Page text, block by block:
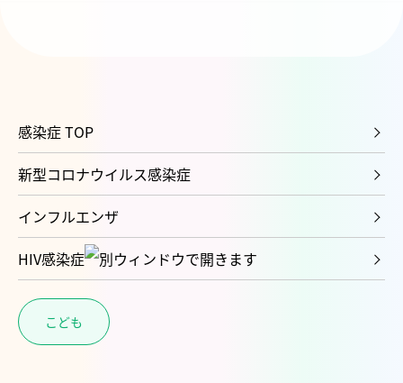
感染症 TOP
新型コロナウイルス感染症
インフルエンザ
HIV感染症
こども